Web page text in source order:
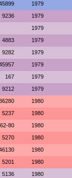
1979
9236 1979
1979
4883 1979
9282 1979
1979
167 1979
9212 1979
1980
5237 1980
80 1980
5270 1980
1980
5201 1980
5136 1980